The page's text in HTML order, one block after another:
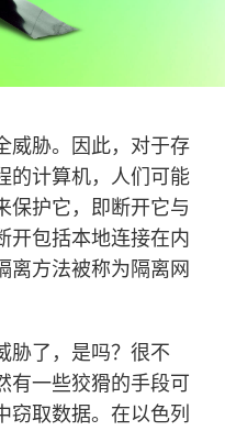
威胁。因此，对于存
的计算机，人们可能
保护它，即断开它与
开包括本地连接在内
离方法被称为隔离网
胁了，是吗？很不
有一些狡猾的手段可
窃取数据。在以色列